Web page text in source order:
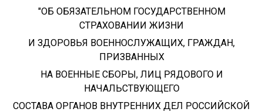
"ОБ ОБЯЗАТЕЛЬНОМ ГОСУДАРСТВЕННОМ
СТРАХОВАНИИ ЖИЗНИ
И ЗДОРОВЬЯ ВОЕННОСЛУЖАЩИХ, ГРАЖДАН,
ПРИЗВАННЫХ
НА ВОЕННЫЕ СБОРЫ, ЛИЦ РЯДОВОГО И
НАЧАЛЬСТВУЮЩЕГО
СОСТАВА ОРГАНОВ ВНУТРЕННИХ ДЕЛ РОССИЙСКОЙ